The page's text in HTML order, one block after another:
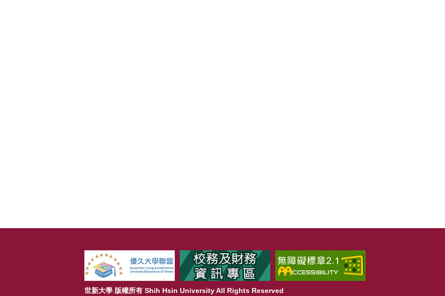
:::
世新大學 版權所有 Shih Hsin University All Rights Reserved